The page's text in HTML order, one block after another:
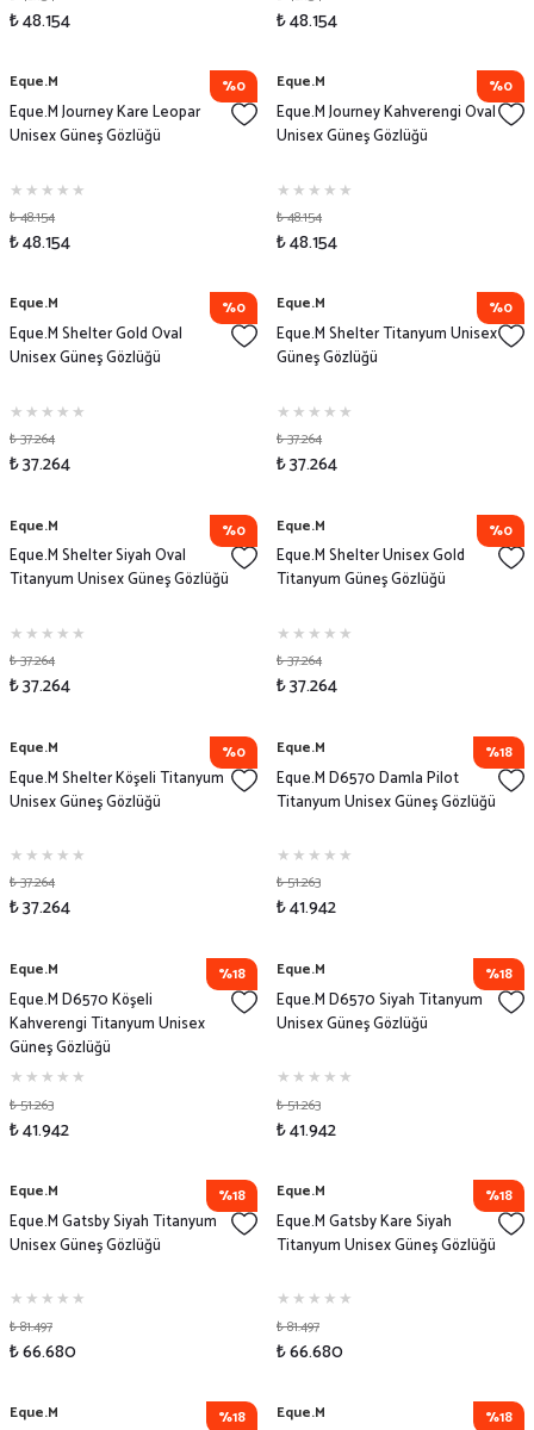
₺ 48.154 ₺ 48.154
%0
Eque.M
Eque.M Journey Kare Leopar
Unisex Güneş Gözlüğü
₺ 48.154
₺ 48.154
%0
Eque.M
Eque.M Journey Kahverengi Oval
Unisex Güneş Gözlüğü
₺ 48.154
₺ 48.154
%0
Eque.M
Eque.M Shelter Gold Oval
Unisex Güneş Gözlüğü
₺ 37.264
₺ 37.264
%0
Eque.M
Eque.M Shelter Titanyum Unisex
Güneş Gözlüğü
₺ 37.264
₺ 37.264
%0
Eque.M
Eque.M Shelter Siyah Oval
Titanyum Unisex Güneş Gözlüğü
₺ 37.264
₺ 37.264
%0
Eque.M
Eque.M Shelter Unisex Gold
Titanyum Güneş Gözlüğü
₺ 37.264
₺ 37.264
%0
Eque.M
Eque.M Shelter Köşeli Titanyum
Unisex Güneş Gözlüğü
₺ 37.264
₺ 37.264
%18
Eque.M
Eque.M D6570 Damla Pilot
Titanyum Unisex Güneş Gözlüğü
₺ 51.263
₺ 41.942
%18
Eque.M
Eque.M D6570 Köşeli
Kahverengi Titanyum Unisex
Güneş Gözlüğü
₺ 51.263
₺ 41.942
%18
Eque.M
Eque.M D6570 Siyah Titanyum
Unisex Güneş Gözlüğü
₺ 51.263
₺ 41.942
%18
Eque.M
Eque.M Gatsby Siyah Titanyum
Unisex Güneş Gözlüğü
₺ 81.497
₺ 66.680
%18
Eque.M
Eque.M Gatsby Kare Siyah
Titanyum Unisex Güneş Gözlüğü
₺ 81.497
₺ 66.680
%18
Eque.M %18
Eque.M